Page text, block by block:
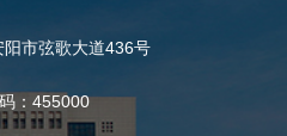
市弦歌大道436号
：455000